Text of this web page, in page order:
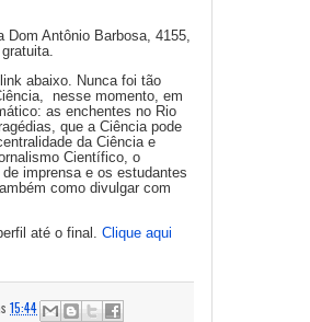
Antônio Barbosa, 4155,
abaixo. Nunca foi tão
nesse momento, em
as enchentes no Rio
que a Ciência pode
da Ciência e
Científico, o
imprensa e os estudantes
como divulgar com
até o final. Clique aqui
15:44